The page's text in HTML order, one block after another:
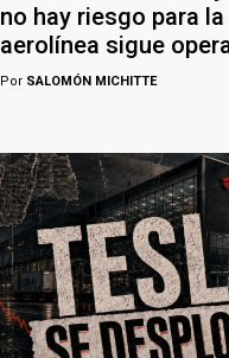
no hay riesgo para
aerolínea sigue
Por SALOMÓN MICHITTE